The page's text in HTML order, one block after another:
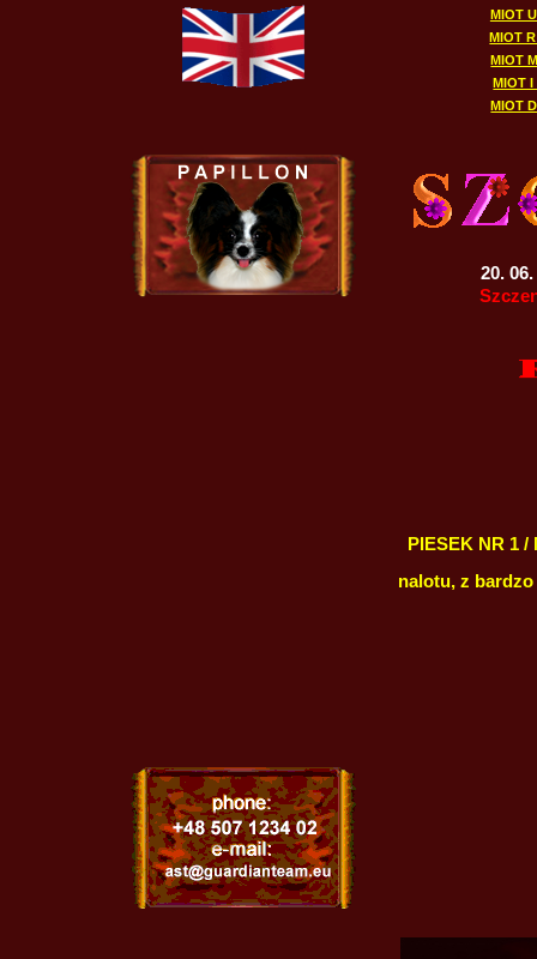
MIOT
MIOT
MIOT
MIOT I
MIOT
20.
PIESEK NR 1
nalotu, z bardzo